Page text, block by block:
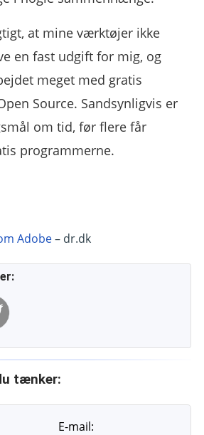
at mine værktøjer ikke
en fast udgift for mig, og
meget med gratis
Source. Sandsynligvis er
om tid, før flere får
programmerne.
Adobe– dr.dk
tænker:
E-mail: